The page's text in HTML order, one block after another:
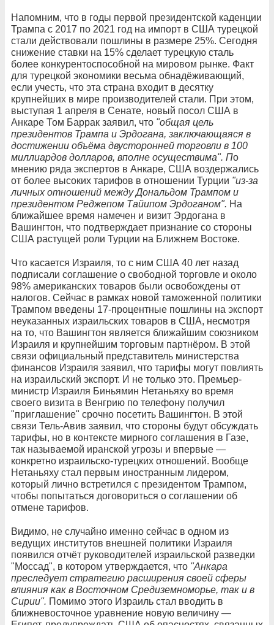
Напомним, что в годы первой президентской каденции
Трампа с 2017 по 2021 год на импорт в США турецкой
стали действовали пошлины в размере 25%. Сегодня
снижение ставки на 15% сделает турецкую сталь
более конкурентоспособной на мировом рынке. Факт
для турецкой экономики весьма обнадёживающий,
если учесть, что эта страна входит в десятку
крупнейших в мире производителей стали. При этом,
выступая 1 апреля в Сенате, новый посол США в
Анкаре Том Баррак заявил, что "общая цель
президентов Трампа и Эрдогана, заключающаяся в
достижении объёма двусторонней торговли в 100
миллиардов долларов, вполне осуществима". По
мнению ряда экспертов в Анкаре, США воздержались
от более высоких тарифов в отношении Турции "из-за
личных отношений между Дональдом Трампом и
президентом Реджепом Тайипом Эрдоганом". На
ближайшее время намечен и визит Эрдогана в
Вашингтон, что подтверждает признание со стороны
США растущей роли Турции на Ближнем Востоке.
Что касается Израиля, то с ним США 40 лет назад
подписали соглашение о свободной торговле и около
98% американских товаров были освобождены от
налогов. Сейчас в рамках новой таможенной политики
Трампом введены 17-процентные пошлины на экспорт
неуказанных израильских товаров в США, несмотря
на то, что Вашингтон является ближайшим союзником
Израиля и крупнейшим торговым партнёром. В этой
связи официальный представитель министерства
финансов Израиля заявил, что тарифы могут повлиять
на израильский экспорт. И не только это. Премьер-
министр Израиля Биньямин Нетаньяху во время
своего визита в Венгрию по телефону получил
"приглашение" срочно посетить Вашингтон. В этой
связи Тель-Авив заявил, что стороны будут обсуждать
тарифы, но в контексте мирного соглашения в Газе,
так называемой иранской угрозы и впервые —
конкретно израильско-турецких отношений. Вообще
Нетаньяху стал первым иностранным лидером,
который лично встретился с президентом Трампом,
чтобы попытаться договориться о соглашении об
отмене тарифов.
Видимо, не случайно именно сейчас в одном из
ведущих институтов внешней политики Израиля
появился отчёт руководителей израильской разведки
"Моссад", в котором утверждается, что "Анкара
преследует стратегию расширения своей сферы
влияния как в Восточном Средиземноморье, так и в
Сирии". Помимо этого Израиль стал вводить в
ближневосточное уравнение новую величину —